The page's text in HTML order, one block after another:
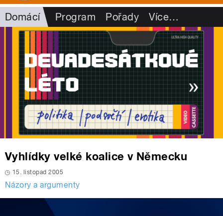
Domácí Program Pořady Více…
Vyhlídky velké koalice v Německu
15. listopad 2005
Názory a argumenty